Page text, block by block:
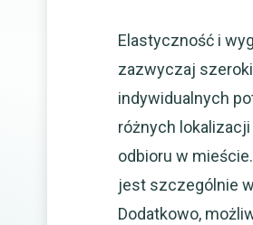
Elastyczność i
zazwyczaj
indywidualnych
różnych
odbioru w
jest szczególnie
Dodatkowo,